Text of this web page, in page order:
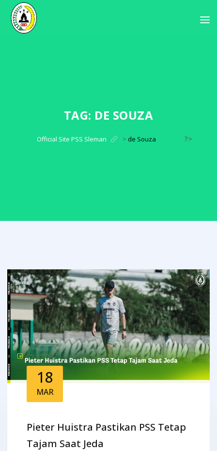
TAG: DE SOUZA
Official Site PSS Sleman > de Souza ?>
18
MAR
Pieter Huistra Pastikan PSS Tetap
Tajam Saat Jeda